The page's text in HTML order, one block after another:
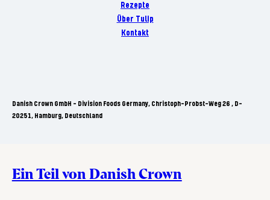
Rezepte
Über Tulip
Kontakt
Danish Crown GmbH - Division Foods Germany, Christoph-Probst-Weg 26 , D-
20251, Hamburg, Deutschland
Ein Teil von Danish Crown